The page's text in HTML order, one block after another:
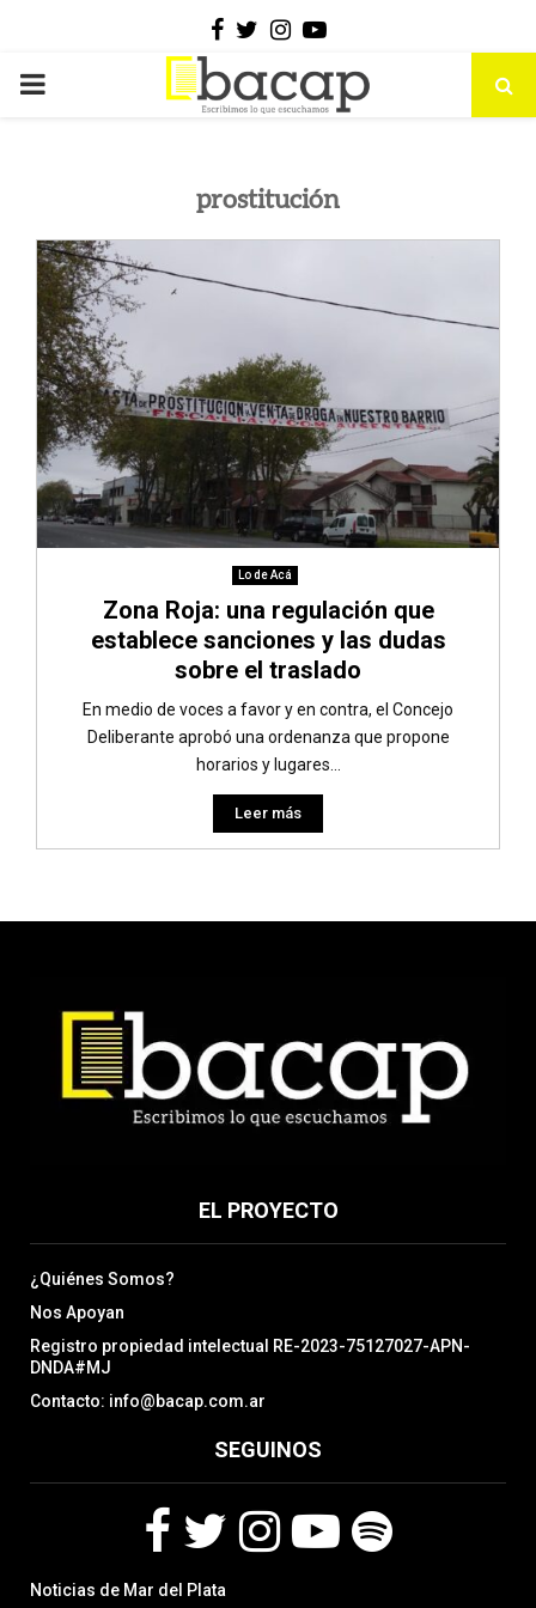
Facebook
Twitter
Instagram
Youtube
PRIMARY
prostitución
Lo de Acá
Zona Roja: una regulación que
establece sanciones y las dudas
sobre el traslado
En medio de voces a favor y en contra, el Concejo
Deliberante aprobó una ordenanza que propone
horarios y lugares...
Leer más
EL PROYECTO
¿Quiénes Somos?
Nos Apoyan
Registro propiedad intelectual RE-2023-75127027-APN-
DNDA#MJ
Contacto: info@bacap.com.ar
SEGUINOS
a
w
Noticias de Mar del Plata